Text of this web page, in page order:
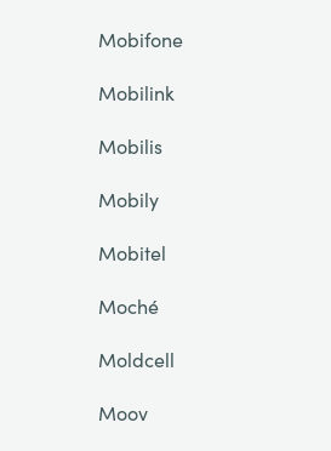
Mobifone
Mobilink
Mobilis
Mobily
Mobitel
Moché
Moldcell
Moov